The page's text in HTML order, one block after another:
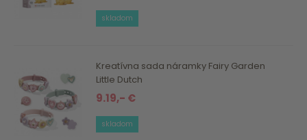
skladom
Kreatívna sada náramky Fairy Garden
Little Dutch
9.19,- €
skladom